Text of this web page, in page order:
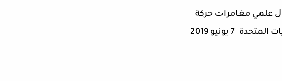
ﻋﻠﻤﻲ ﻣﻐﺎﻣﺮاﺕ ﺣﺮﻛﺔ
7 يونيو 2019